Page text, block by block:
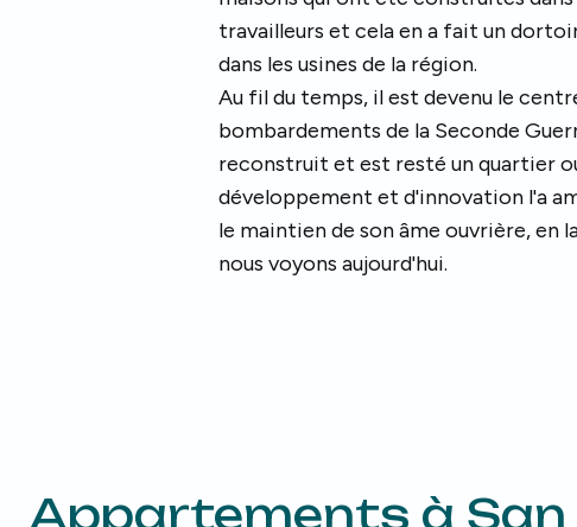
travailleurs et cela en a fait un
dans les usines de la région.
Au fil du temps, il est devenu le
bombardements de la Seconde
reconstruit et est resté un quartier
développement et d'innovation l'a
le maintien de son âme ouvrière, en
nous voyons aujourd'hui.
Appartements à